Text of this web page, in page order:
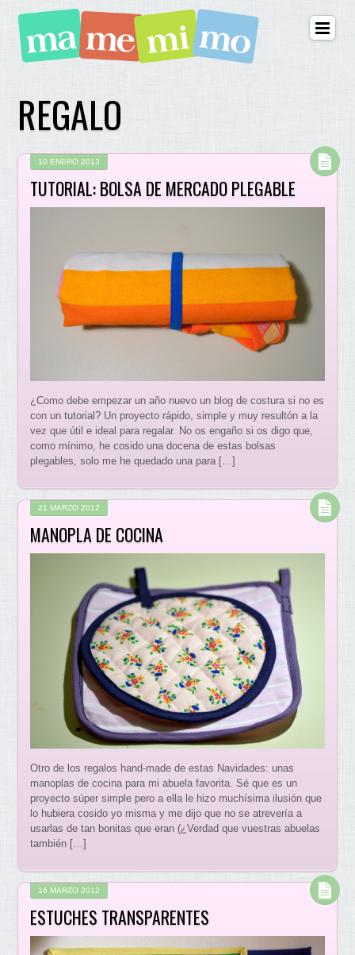
REGALO
10 ENERO 2013
TUTORIAL: BOLSA DE MERCADO PLEGABLE
¿Como debe empezar un año nuevo un blog de costura si no es
con un tutorial? Un proyecto rápido, simple y muy resultón a la
vez que útil e ideal para regalar. No os engaño si os digo que,
como mínimo, he cosido una docena de estas bolsas
plegables, solo me he quedado una para […]
21 MARZO 2012
MANOPLA DE COCINA
Otro de los regalos hand-made de estas Navidades: unas
manoplas de cocina para mi abuela favorita. Sé que es un
proyecto súper simple pero a ella le hizo muchísima ilusión que
lo hubiera cosido yo misma y me dijo que no se atrevería a
usarlas de tan bonitas que eran (¿Verdad que vuestras abuelas
también […]
16 MARZO 2012
ESTUCHES TRANSPARENTES